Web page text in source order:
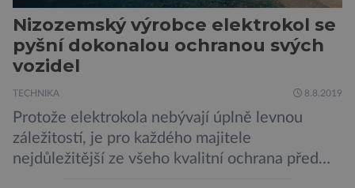
Nizozemský výrobce elektrokol se
pyšní dokonalou ochranou svých
vozidel
TECHNIKA 8.8.2019
Protože elektrokola nebývají úplně levnou
záležitostí, je pro každého majitele
nejdůležitější ze všeho kvalitní ochrana před